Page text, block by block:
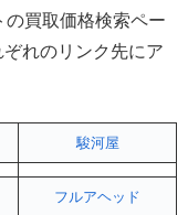
の買取価格検索ペー
れのリンク先にア
駿河屋
フルアヘッド